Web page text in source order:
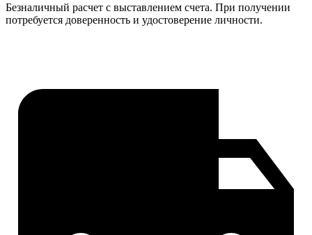
Безналичный расчет с выставлением счета. При получении
потребуется доверенность и удостоверение личности.